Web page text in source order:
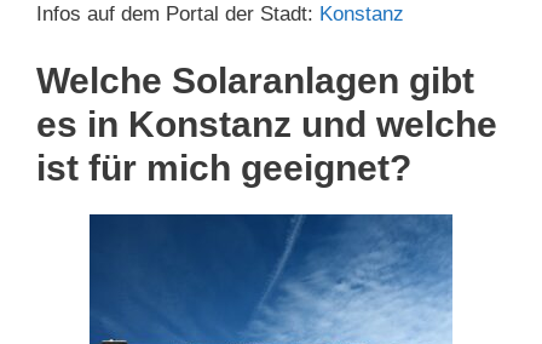
Infos auf dem Portal der Stadt: Konstanz
Welche Solaranlagen gibt
es in Konstanz und welche
ist für mich geeignet?